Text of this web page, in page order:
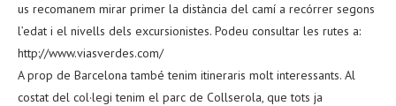
us recomanem mirar primer la distància del camí a recórrer segons
l’edat i el nivells dels excursionistes. Podeu consultar les rutes a:
http://www.viasverdes.com/
A prop de Barcelona també tenim itineraris molt interessants. Al
costat del col·legi tenim el parc de Collserola, que tots ja